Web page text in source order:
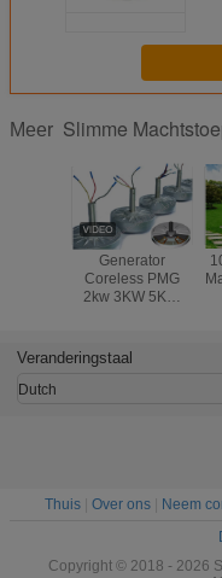
Meer Slimme
Generator
Coreless PMG
2kw 3KW 5KW
Koolstofstaal de
Permanente
Veranderingstaal
Dutch
Thuis Over ons Neem
Copyright © 2018 - 2026